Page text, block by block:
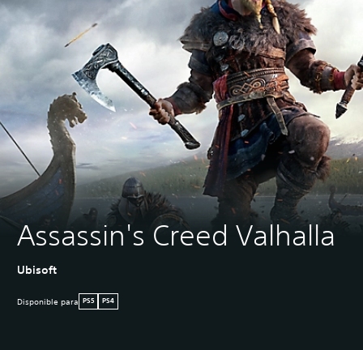
Assassin's Creed Valhalla
Ubisoft
Disponible para PS5 PS4